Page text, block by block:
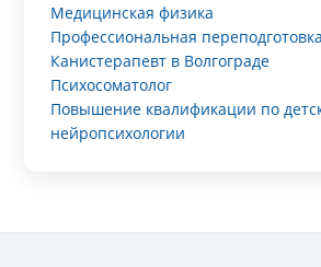
Медицинская физика
Профессиональная
Канистерапевт в Волгограде
Психосоматолог
Повышение квалификации по
нейропсихологии